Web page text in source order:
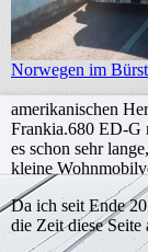
Norwegen im
amerikanischen
Frankia.680 ED-G
es schon sehr
kleine
Da ich seit Ende
die Zeit diese Seite